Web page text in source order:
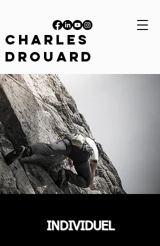
CHARLES
DROUARD
INDIVIDUEL